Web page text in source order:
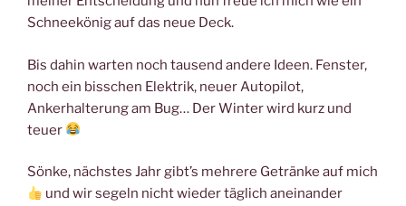
Schneekönig auf das neue Deck.
Bis dahin warten noch tausend andere Ideen. Fenster,
noch ein bisschen Elektrik, neuer Autopilot,
Ankerhalterung am Bug… Der Winter wird kurz und
teuer
Sönke, nächstes Jahr gibt’s mehrere Getränke auf mich
und wir segeln nicht wieder täglich aneinander